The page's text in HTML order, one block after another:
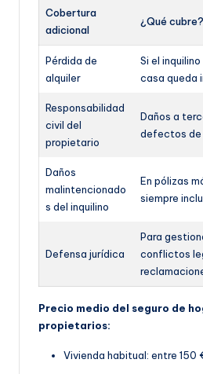
Cobertura
adicional
¿Qué cubre?
Pérdida de
alquiler
Si el
casa queda
Responsabilidad
civil del
propietario
Daños a
defectos de
Daños
malintencionado
s del inquilino
En pólizas
siempre
Defensa jurídica
Para
conflictos
Precio medio del seguro de
propietarios:
Vivienda habitual: entre 150